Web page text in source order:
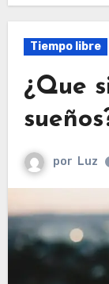
Tiempo libre
¿Que
por Luz